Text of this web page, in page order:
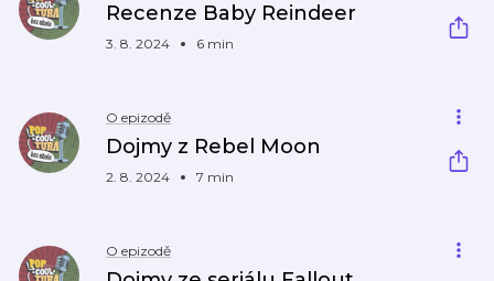
Recenze Baby Reindeer
3. 8. 2024 6 min
O epizodě
Dojmy z Rebel Moon
2. 8. 2024 7 min
O epizodě